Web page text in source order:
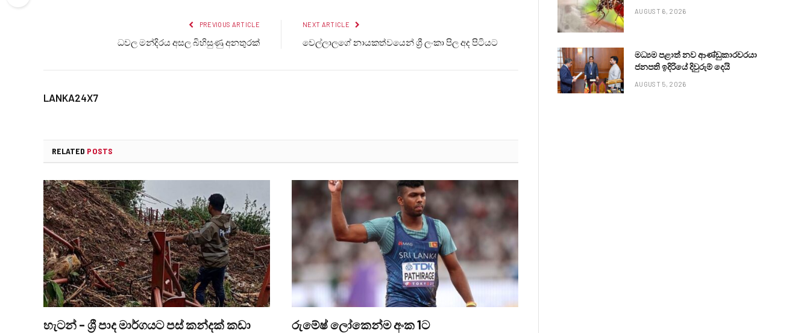
PREVIOUS ARTICLE
ධවල මන්දිරය අසල බිහිසුණු අනතුරක්
NEXT ARTICLE
වෙල්ලාලගේ නායකත්වයෙන් ශ්‍රී ලංකා පිල අද පිටියට
LANKA24X7
RELATED POSTS
හැටන් – ශ්‍රී පාද මාර්ගයට පස් කන්දක් කඩා
රුමේෂ් ලෝකෙන්ම අංක 1ට
AUGUST 6, 2026
මධ්‍යම පළාත් නව ආණ්ඩුකාරවරයා
ජනපති ඉදිරියේ දිවුරුම් දෙයි
AUGUST 5, 2026